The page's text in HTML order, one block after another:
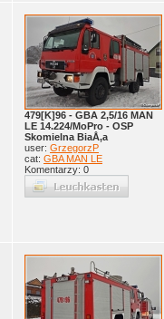
479[K]96 - GBA 2,5/16 MAN
LE 14.224/MoPro - OSP
Skomielna BiaÅ‚a
user: GrzegorzP
cat: GBA MAN LE
Komentarzy: 0